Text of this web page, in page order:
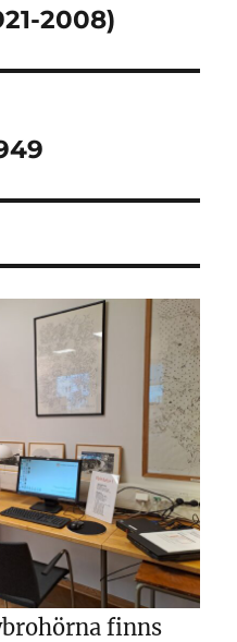
2008)
finns